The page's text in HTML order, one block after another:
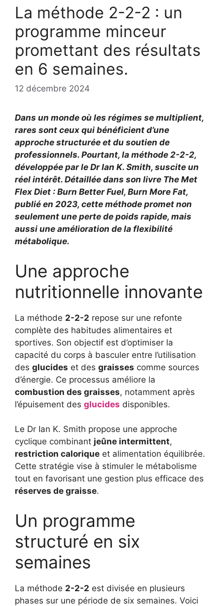
La méthode 2-2-2 : un
programme minceur
promettant des résultats
en 6 semaines.
12 décembre 2024
Dans un monde où les régimes se multiplient,
rares sont ceux qui bénéficient d’une
approche structurée et du soutien de
professionnels. Pourtant, la méthode 2-2-2,
développée par le Dr Ian K. Smith, suscite un
réel intérêt. Détaillée dans son livre The Met
Flex Diet : Burn Better Fuel, Burn More Fat,
publié en 2023, cette méthode promet non
seulement une perte de poids rapide, mais
aussi une amélioration de la flexibilité
métabolique.
Une approche
nutritionnelle innovante
La méthode 2-2-2 repose sur une refonte
complète des habitudes alimentaires et
sportives. Son objectif est d’optimiser la
capacité du corps à basculer entre l’utilisation
des glucides et des graisses comme sources
d’énergie. Ce processus améliore la
combustion des graisses, notamment après
l’épuisement des glucides disponibles.
Le Dr Ian K. Smith propose une approche
cyclique combinant jeûne intermittent,
restriction calorique et alimentation équilibrée.
Cette stratégie vise à stimuler le métabolisme
tout en favorisant une gestion plus efficace des
réserves de graisse.
Un programme
structuré en six
semaines
La méthode 2-2-2 est divisée en plusieurs
phases sur une période de six semaines. Voici